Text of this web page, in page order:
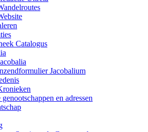
Catalogus
Jacobalium
en adressen